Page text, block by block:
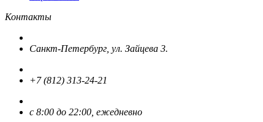
Контакты
Санкт-Петербург, ул. Зайцева 3.
+7 (812) 313-24-21
с 8:00 до 22:00, ежедневно